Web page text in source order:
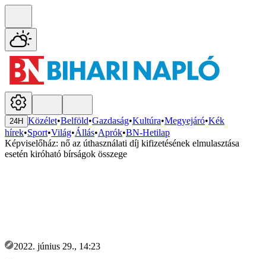
24H Közélet•Belföld•Gazdaság•Kultúra•Megyejáró•Kék
hírek•Sport•Világ•Állás•Aprók•BN-Hetilap
Képviselőház: nő az úthasználati díj kifizetésének elmulasztása
esetén kiróható bírságok összege
2022. június 29., 14:23